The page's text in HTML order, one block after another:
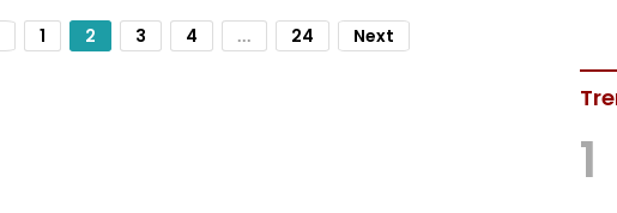
1 2 3 4 ... 24 Next
1